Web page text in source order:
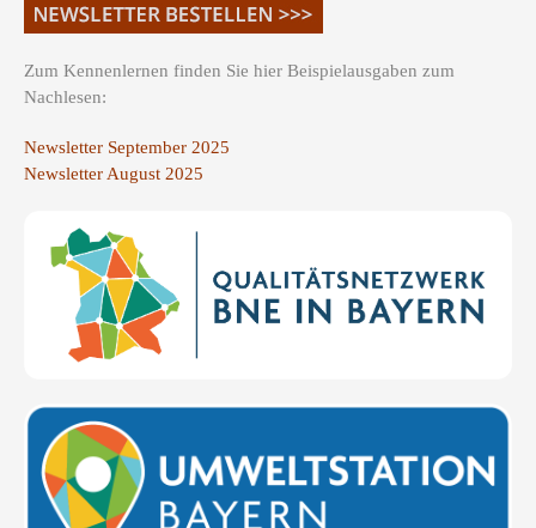
Zum Kennenlernen finden Sie hier Beispielausgaben zum
Nachlesen:
Newsletter September 2025
Newsletter August 2025